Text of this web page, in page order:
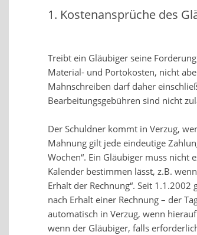
1. Kostenansprüche des
Treibt ein Gläubiger seine
Material- und Portokosten, nicht
Mahnschreiben darf daher
Bearbeitungsgebühren sind nicht
Der Schuldner kommt in Verzug,
Mahnung gilt jede eindeutige
Wochen“. Ein Gläubiger muss
Kalender bestimmen lässt, z.B.
Erhalt der Rechnung“. Seit
nach Erhalt einer Rechnung – der
automatisch in Verzug, wenn
wenn der Gläubiger, falls